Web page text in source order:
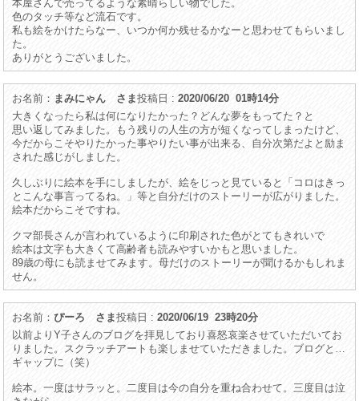
本屋さんで売ってるような素晴らしい物でした。
色のタッチ等など流石です。
私も絵をかけたらなー、いつか何か残せるかなーと思わせてもらいまし
た。
ありがとうございました。
お名前： まみにゃん さま投稿日 :2020/06/20 01時14分
大きくなったら私は何になりたかった？どんな夢をもってた？と
思い返してみました。もう残りの人生の方が短くなってしまったけど、
今だからこそやりたかった事やりたい事が出来る、自分次第だよと励ま
された感じがしました。
久しぶりに絵本を手にしましたが、絵をじっと見ていると「コロはきっ
とこんな事言ってるね。」等と自分だけのストーリーが広がりました。
絵本だからこそですね。
クマ部長さんが言われているように印刷された色がとてもきれいで
絵本は文字も大きくて高齢者も読みやすいかもと思いました。
89歳の母にも読ませてみます。母だけのストーリーが聞けるかもしれま
せん。
お名前：ぴーろ さま投稿日 :2020/06/19 23時20分
以前よりY子さんのブログを拝見しており喜怒哀楽させていただいてお
りました。スクラッチアートも楽しませていただきました。ブログと…
ギャップに（笑）
絵本。一度はサラッと。二度目は今の自分を重ね合わせて。三度目は泣